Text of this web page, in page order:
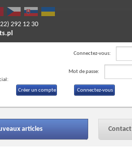
292 12 30
Connectez-vous:
Mot de passe:
Créer un compte
articles Contact